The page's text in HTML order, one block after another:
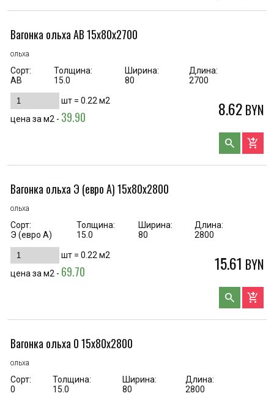
Вагонка ольха AB 15х80х2700
ольха
Сорт:
AB
Толщина:
15.0
Ширина:
80
Длина:
2700
шт = 0.22 м2
цена за м2 - 39.90 8.62 BYN
search add_shopping_cart
Вагонка ольха Э (евро А) 15х80х2800
ольха
Сорт:
Э (евро А)
Толщина:
15.0
Ширина:
80
Длина:
2800
шт = 0.22 м2
цена за м2 - 69.70 15.61 BYN
search add_shopping_cart
Вагонка ольха 0 15х80х2800
ольха
Сорт:
0
Толщина:
15.0
Ширина:
80
Длина:
2800